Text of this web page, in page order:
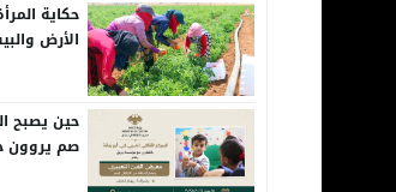
حكاية
الأرض
حين يصبح
صم يروون